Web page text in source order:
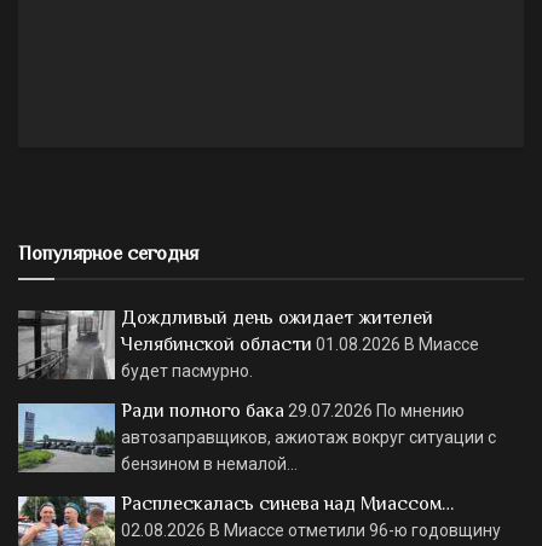
Популярное сегодня
Дождливый день ожидает жителей
Челябинской области 01.08.2026 В Миассе
будет пасмурно.
Ради полного бака 29.07.2026 По мнению
автозаправщиков, ажиотаж вокруг ситуации с
бензином в немалой…
Расплескалась синева над Миассом…
02.08.2026 В Миассе отметили 96-ю годовщину